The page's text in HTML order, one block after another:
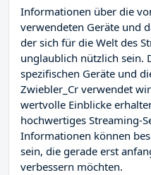
Informationen über die
verwendeten Geräte und
der sich für die Welt des
unglaublich nützlich sein.
spezifischen Geräte und
Zwiebler_Cr verwendet
wertvolle Einblicke
hochwertiges Streaming-
Informationen können
sein, die gerade erst
verbessern möchten.